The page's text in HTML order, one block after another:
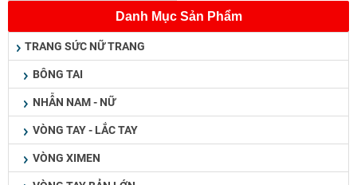
Danh Mục Sản Phẩm
TRANG SỨC NỮ TRANG
BÔNG TAI
NHẪN NAM - NỮ
VÒNG TAY - LẮC TAY
VÒNG XIMEN